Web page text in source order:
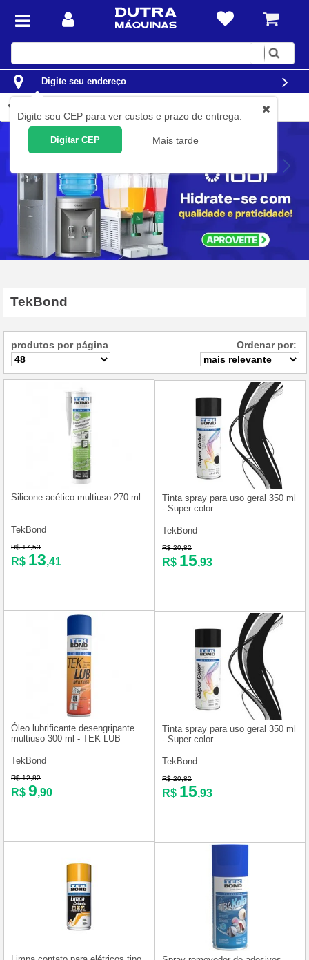
Digite
Digite seu endereço
Digite seu CEP para ver custos e prazo de entrega.
Digitar CEP Mais tarde
TekBond
produtos por página Ordenar por:
Silicone acético multiuso 270 ml
TekBond
R$ 17,53
R$ 13,41
Tinta spray para uso geral 350 ml
- Super color
TekBond
R$ 20,82
R$ 15,93
Óleo lubrificante desengripante
multiuso 300 ml - TEK LUB
TekBond
R$ 12,82
R$ 9,90
Tinta spray para uso geral 350 ml
- Super color
TekBond
R$ 20,82
R$ 15,93